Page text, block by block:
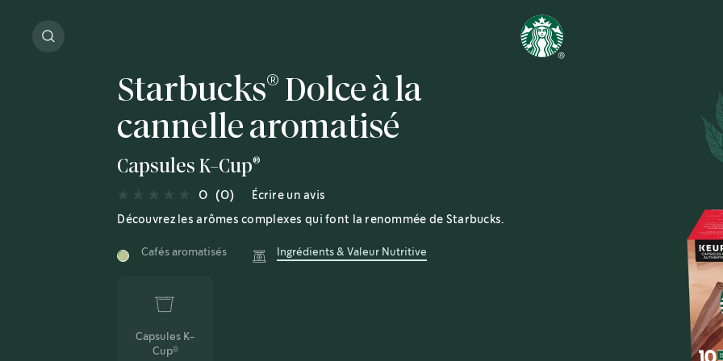
Starbucks® Dolce à la
cannelle aromatisé
Capsules K-Cup®
0 (0) Écrire un avis
Découvrez les arômes complexes qui font la renommée de Starbucks.
Cafés aromatisés Ingrédients & Valeur Nutritive
Capsules K-
Cup®